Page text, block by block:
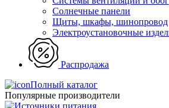
Солнечные панели
Щиты, шкафы, шинопровод
Электроустановочные
Распродажа
Полный каталог
Популярные производители